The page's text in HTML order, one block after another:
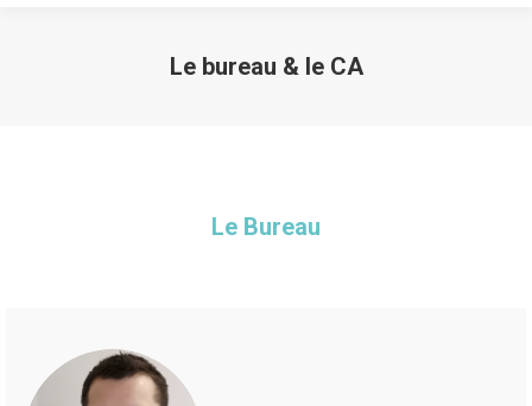
Le bureau & le CA
Le Bureau